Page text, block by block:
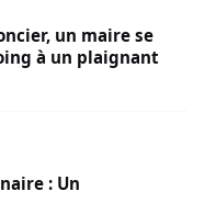
un maire se
à un plaignant
: Un